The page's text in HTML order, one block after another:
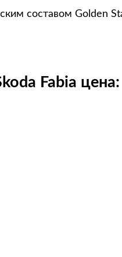
составом Golden
Fabia цена: